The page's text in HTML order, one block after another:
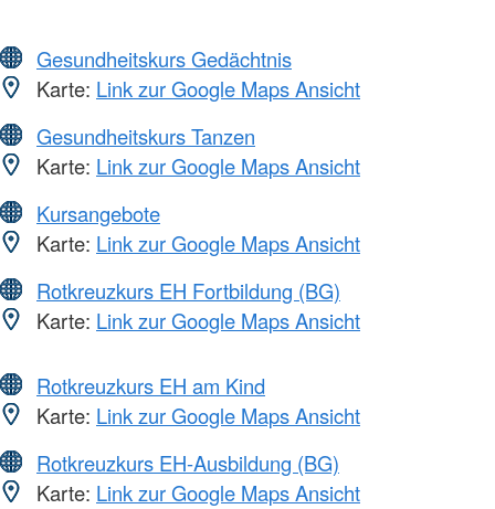
Gesundheitskurs Gedächtnis
Karte: Link zur Google Maps Ansicht
Gesundheitskurs Tanzen
Karte: Link zur Google Maps Ansicht
Kursangebote
Karte: Link zur Google Maps Ansicht
Rotkreuzkurs EH Fortbildung (BG)
Karte: Link zur Google Maps Ansicht
Rotkreuzkurs EH am Kind
Karte: Link zur Google Maps Ansicht
Rotkreuzkurs EH-Ausbildung (BG)
Karte: Link zur Google Maps Ansicht